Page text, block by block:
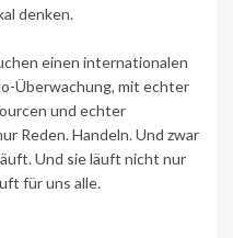
denken.
einen internationalen
Überwachung, mit echter
und echter
Reden. Handeln. Und zwar
Und sie läuft nicht nur
für uns alle.